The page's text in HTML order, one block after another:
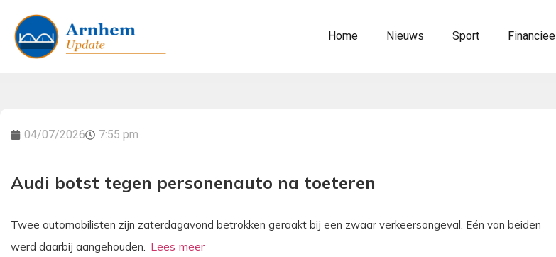
Home Nieuws Sport Financieel
04/07/2026 7:55 pm
Audi botst tegen personenauto na toeteren
Twee automobilisten zijn zaterdagavond betrokken geraakt bij een zwaar verkeersongeval. Eén van beiden
werd daarbij aangehouden.